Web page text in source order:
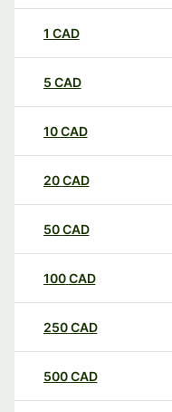
1 CAD
5 CAD
10CAD
20CAD
50CAD
100CAD
250CAD
500CAD